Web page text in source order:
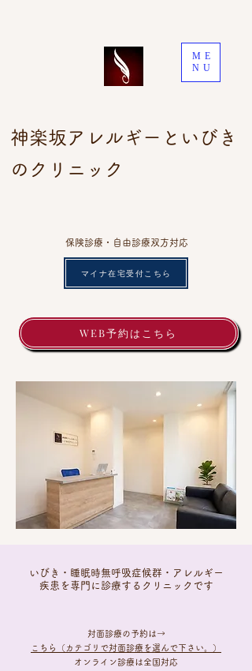
ME
NU
神楽坂アレルギーといびき
のクリニック
保険診療・自由診療双方対応
マイナ在宅受付こちら
WEB予約はこちら
​対面診療の予約は→
こちら（カテゴリで対面診療を選んで下さい。）
オンライン診療は全国対応​
いびき・睡眠時無呼吸症候群・アレルギー
疾患を専門に診療するクリニックです